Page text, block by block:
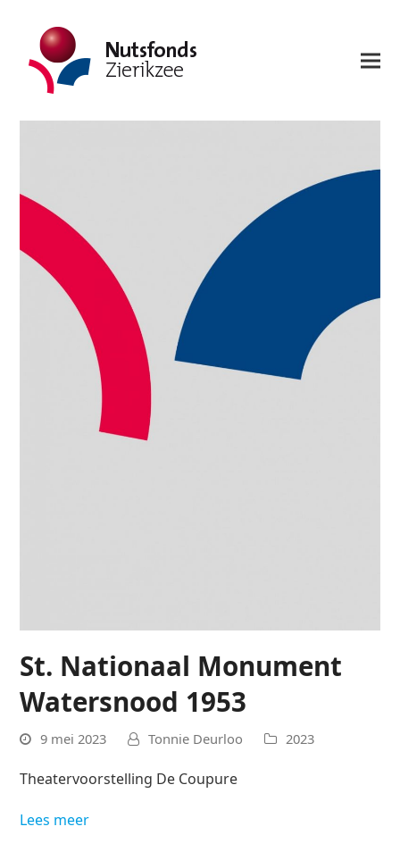
St. Nationaal Monument
Watersnood 1953
9 mei 2023 Tonnie Deurloo 2023
Theatervoorstelling De Coupure
Lees meer